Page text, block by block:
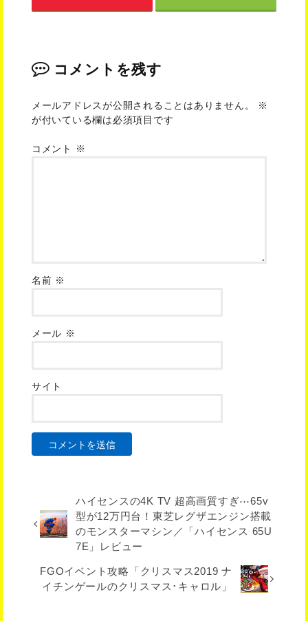
コメントを残す
メールアドレスが公開されることはありません。
※
が付いている欄は必須項目です
コメント ※
名前 ※
メール ※
サイト
ハイセンスの4K TV 超高画質すぎ⋯65v
型が12万円台！東芝レグザエンジン搭載
のモンスターマシン／「ハイセンス 65U
7E」レビュー
FGOイベント攻略「クリスマス2019 ナ
イチンゲールのクリスマス･キャロル」